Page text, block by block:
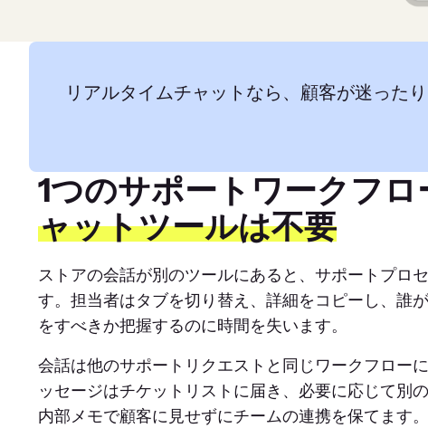
リアルタイムチャットなら、顧客が迷った
1つのサポートワークフロ
ャットツールは不要
ストアの会話が別のツールにあると、サポートプロ
す。担当者はタブを切り替え、詳細をコピーし、誰
をすべきか把握するのに時間を失います。
会話は他のサポートリクエストと同じワークフロー
ッセージはチケットリストに届き、必要に応じて別
内部メモで顧客に見せずにチームの連携を保てます。